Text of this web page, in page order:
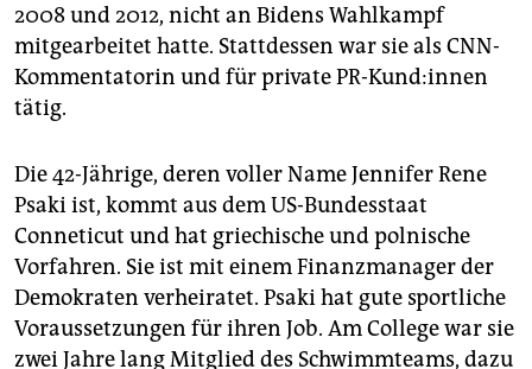
2008 und 2012, nicht an Bidens Wahlkampf
mitgearbeitet hatte. Stattdessen war sie als CNN-
Kommentatorin und für private PR-Kund:innen
tätig.
Die 42-Jährige, deren voller Name Jennifer Rene
Psaki ist, kommt aus dem US-Bundesstaat
Conneticut und hat griechische und polnische
Vorfahren. Sie ist mit einem Finanzmanager der
Demokraten verheiratet. Psaki hat gute sportliche
Voraussetzungen für ihren Job. Am College war sie
zwei Jahre lang Mitglied des Schwimmteams, dazu